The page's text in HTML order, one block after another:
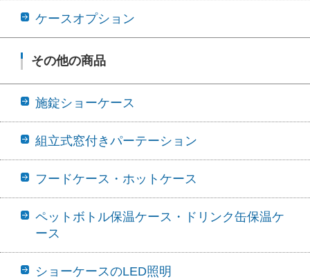
ケースオプション
その他の商品
施錠ショーケース
組立式窓付きパーテーション
フードケース・ホットケース
ペットボトル保温ケース・ドリンク缶保温ケ
ース
ショーケースのLED照明